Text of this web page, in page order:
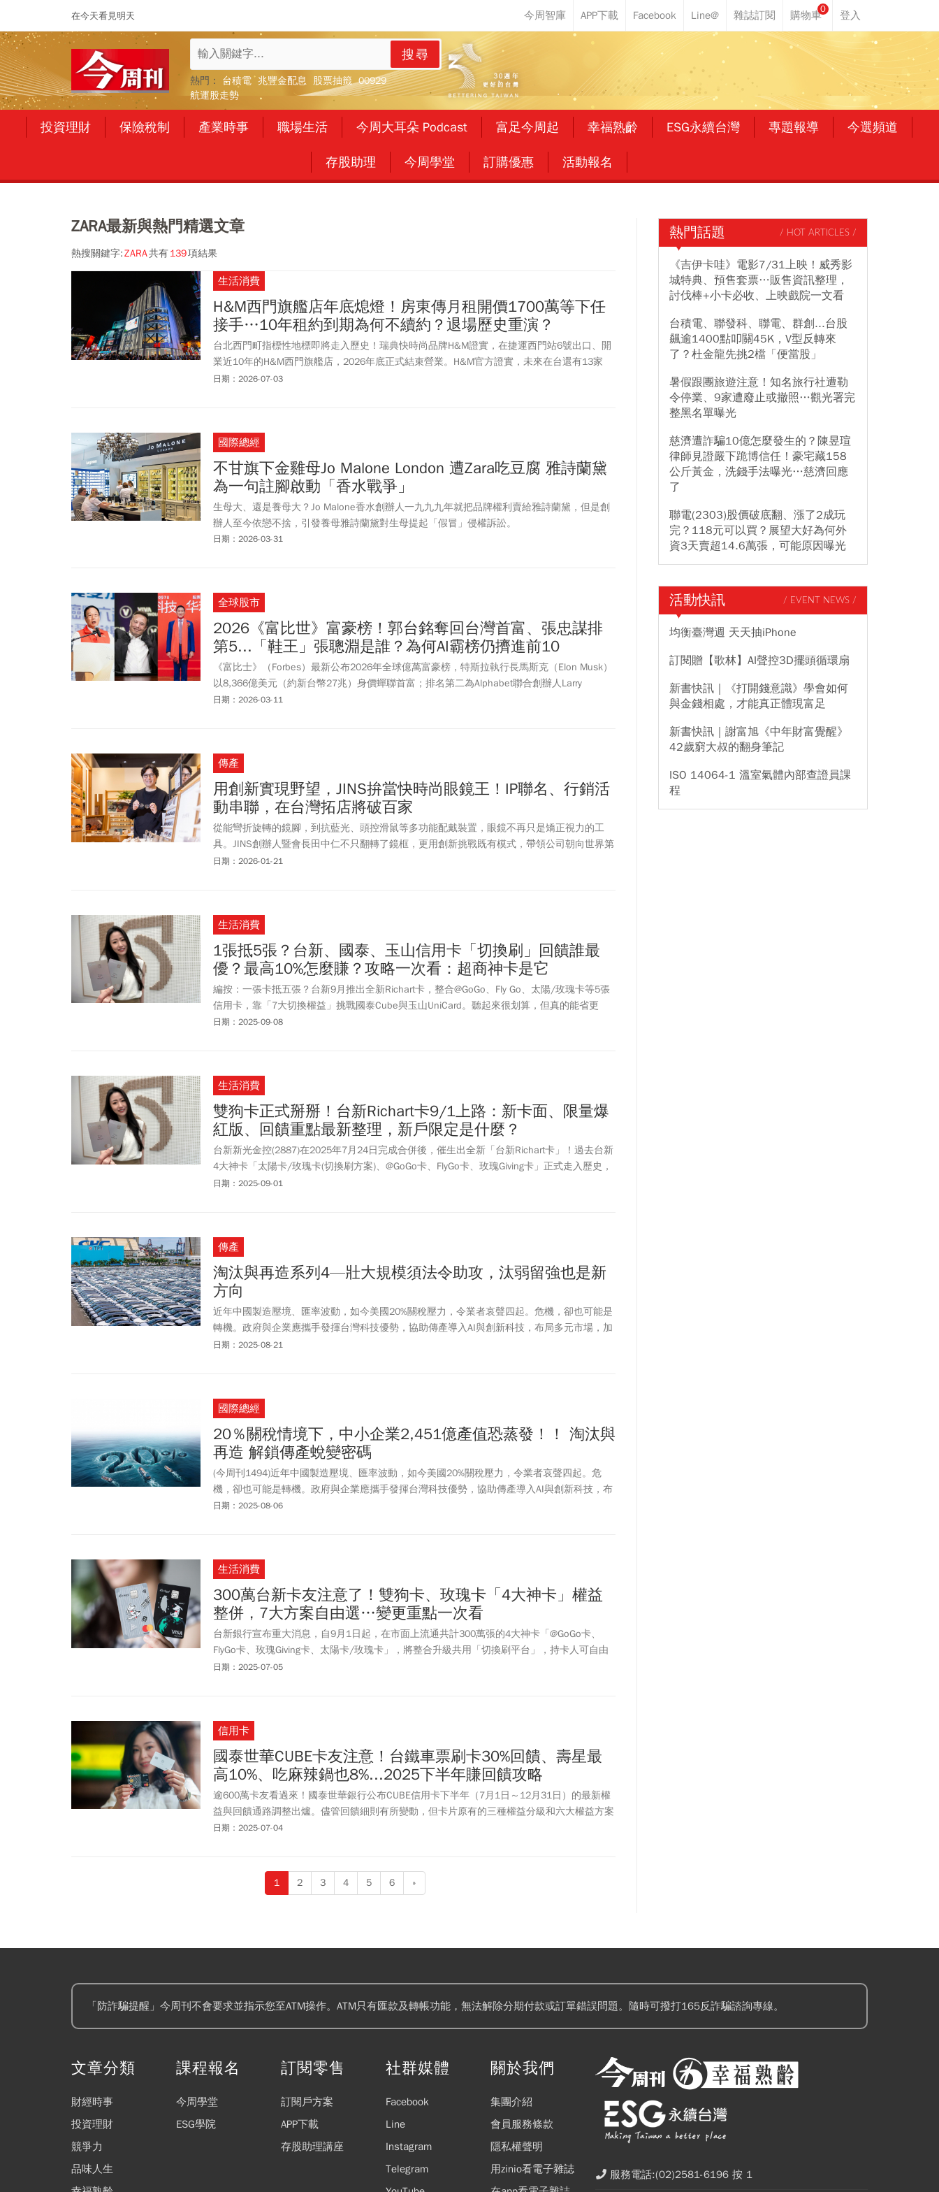
在今天看見明天
0
搜尋
熱門： 台積電 兆豐金配息 股票抽籤 00929
航運股走勢
投資理財 保險稅制 產業時事 職場生活 今周大耳朵 Podcast 富足今周起 幸福熟齡 ESG永續台灣 專題報導 今選頻道
存股助理 今周學堂 訂購優惠 活動報名
ZARA最新與熱門精選文章
熱搜關鍵字:ZARA共有139項結果
生活消費
H&M西門旗艦店年底熄燈！房東傳月租開價1700萬等下任
接手…10年租約到期為何不續約？退場歷史重演？
台北西門町指標性地標即將走入歷史！瑞典快時尚品牌H&M證實，在捷運西門站6號出口、開
業近10年的H&M西門旗艦店，2026年底正式結束營業。H&M官方證實，未來在台還有13家
店，並會持續尋找合適據點展店。這間曾是H&M亞洲最大旗艦店之一，更是西門町最具代表性
日期：2026-07-03
國際總經
不甘旗下金雞母Jo Malone London 遭Zara吃豆腐 雅詩蘭黛
為一句註腳啟動「香水戰爭」
生母大、還是養母大？Jo Malone香水創辦人一九九九年就把品牌權利賣給雅詩蘭黛，但是創
辦人至今依戀不捨，引發養母雅詩蘭黛對生母提起「假冒」侵權訴訟。
日期：2026-03-31
全球股市
2026《富比世》富豪榜！郭台銘奪回台灣首富、張忠謀排
第5...「鞋王」張聰淵是誰？為何AI霸榜仍擠進前10
《富比士》（Forbes）最新公布2026年全球億萬富豪榜，特斯拉執行長馬斯克（Elon Musk）
以8,366億美元（約新台幣27兆）身價蟬聯首富；排名第二為Alphabet聯合創辦人Larry
Page，身價約2,535億美元，兩人差距超過5,800億美元。查看富豪榜前10名，幾乎都和AI有
球排第204名。
日期：2026-03-11
傳產
用創新實現野望，JINS拚當快時尚眼鏡王！IP聯名、行銷活
動串聯，在台灣拓店將破百家
從能彎折旋轉的鏡腳，到抗藍光、頭控滑鼠等多功能配戴裝置，眼鏡不再只是矯正視力的工
具。JINS創辦人暨會長田中仁不只翻轉了鏡框，更用創新挑戰既有模式，帶領公司朝向世界第
一的品牌前進。
日期：2026-01-21
生活消費
1張抵5張？台新、國泰、玉山信用卡「切換刷」回饋誰最
優？最高10%怎麼賺？攻略一次看：超商神卡是它
編按：一張卡抵五張？台新9月推出全新Richart卡，整合@GoGo、Fly Go、太陽/玫瑰卡等5張
信用卡，靠「7大切換權益」挑戰國泰Cube與玉山UniCard。聽起來很划算，但真的能省更
多、刷得更聰明嗎？懶錢包整理3大切換卡優缺點，一次比較誰才是最強神卡！
日期：2025-09-08
生活消費
雙狗卡正式掰掰！台新Richart卡9/1上路：新卡面、限量爆
紅版、回饋重點最新整理，新戶限定是什麼？
台新新光金控(2887)在2025年7月24日完成合併後，催生出全新「台新Richart卡」！過去台新
4大神卡「太陽卡/玫瑰卡(切換刷方案)、@GoGo卡、FlyGo卡、玫瑰Giving卡」正式走入歷史，
台新Richart卡成為信用卡市場上第3張權益自選的信用卡，屆時將與國泰世華CUBE卡、玉山
日期：2025-09-01
傳產
淘汰與再造系列4—壯大規模須法令助攻，汰弱留強也是新
方向
近年中國製造壓境、匯率波動，如今美國20%關稅壓力，令業者哀聲四起。危機，卻也可能是
轉機。政府與企業應攜手發揮台灣科技優勢，協助傳產導入AI與創新科技，布局多元市場，加
速升級。現在，正是啟動轉型蛻變的關鍵時刻。
日期：2025-08-21
國際總經
20％關稅情境下，中小企業2,451億產值恐蒸發！！ 淘汰與
再造 解鎖傳產蛻變密碼
(今周刊1494)近年中國製造壓境、匯率波動，如今美國20%關稅壓力，令業者哀聲四起。危
機，卻也可能是轉機。政府與企業應攜手發揮台灣科技優勢，協助傳產導入AI與創新科技，布
局多元市場，加速升級。現在，正是啟動轉型蛻變的關鍵時刻。
日期：2025-08-06
生活消費
300萬台新卡友注意了！雙狗卡、玫瑰卡「4大神卡」權益
整併，7大方案自由選…變更重點一次看
台新銀行宣布重大消息，自9月1日起，在市面上流通共計300萬張的4大神卡「@GoGo卡、
FlyGo卡、玫瑰Giving卡、太陽卡/玫瑰卡」，將整合升級共用「切換刷平台」，持卡人可自由
切換七大方案；也就是說，未來這4張信用卡「將無實質上差異」，消費者「無須更換卡片」
日期：2025-07-05
信用卡
國泰世華CUBE卡友注意！台鐵車票刷卡30%回饋、壽星最
高10%、吃麻辣鍋也8%...2025下半年賺回饋攻略
逾600萬卡友看過來！國泰世華銀行公布CUBE信用卡下半年（7月1日～12月31日）的最新權
益與回饋通路調整出爐。儘管回饋細則有所變動，但卡片原有的三種權益分級和六大權益方案
都將維持不變，卡友們仍可享有2%至3.3%不等的小樹點回饋。想知道如何賺到最高回饋？本
位」、「趣旅行」、「集精選」與「樂饗購」等權益方案的最新通路調整，助您輕鬆刷出最高
日期：2025-07-04
1 2 3 4 5 6 »
熱門話題 / HOT ARTICLES /
《吉伊卡哇》電影7/31上映！威秀影
城特典、預售套票…販售資訊整理，
討伐棒+小卡必收、上映戲院一文看
台積電、聯發科、聯電、群創...台股
飆逾1400點叩關45K，V型反轉來
了？杜金龍先挑2檔「便當股」
暑假跟團旅遊注意！知名旅行社遭勒
令停業、9家遭廢止或撤照…觀光署完
整黑名單曝光
慈濟遭詐騙10億怎麼發生的？陳昱瑄
律師見證嚴下跪博信任！豪宅藏158
公斤黃金，洗錢手法曝光…慈濟回應
了
聯電(2303)股價破底翻、漲了2成玩
完？118元可以買？展望大好為何外
資3天賣超14.6萬張，可能原因曝光
活動快訊 / EVENT NEWS /
均衡臺灣週 天天抽iPhone
訂閱贈【歌林】AI聲控3D擺頭循環扇
新書快訊｜《打開錢意識》學會如何
與金錢相處，才能真正體現富足
新書快訊｜謝富旭《中年財富覺醒》
42歲窮大叔的翻身筆記
ISO 14064-1 溫室氣體內部查證員課
程
「防詐騙提醒」今周刊不會要求並指示您至ATM操作。ATM只有匯款及轉帳功能，無法解除分期付款或訂單錯誤問題。隨時可撥打165反詐騙諮詢專線。
文章分類
財經時事
投資理財
競爭力
品味人生
課程報名
今周學堂
ESG學院
訂閱零售
訂閱戶方案
APP下載
存股助理講座
社群媒體
Facebook
Line
Instagram
Telegram
關於我們
集團介紹
會員服務條款
隱私權聲明
用zinio看電子雜誌
服務電話:(02)2581-6196 按 1